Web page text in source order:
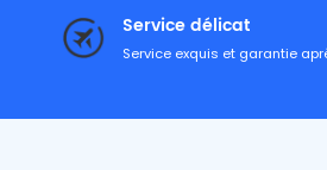
Service délicat
Service exquis et garantie